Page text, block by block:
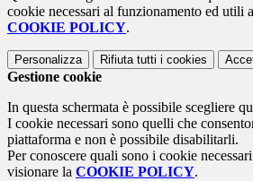
cookie necessari al funzionamento ed utili
COOKIE POLICY.
Personalizza Rifiuta tutti i cookies
Gestione cookie
In questa schermata è possibile scegliere
I cookie necessari sono quelli che
piattaforma e non è possibile disabilitarli.
Per conoscere quali sono i cookie
visionare la COOKIE POLICY.